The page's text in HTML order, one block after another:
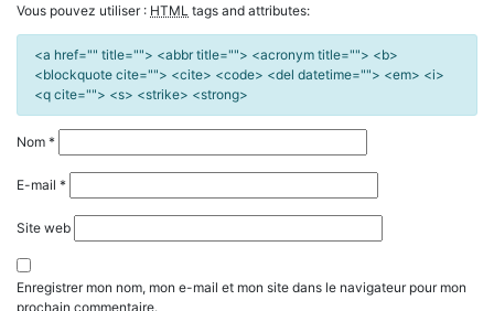
Vous pouvez utiliser : HTML tags and attributes:
<a href="" title=""> <abbr title=""> <acronym title=""> <b>
<blockquote cite=""> <cite> <code> <del datetime=""> <em> <i>
<q cite=""> <s> <strike> <strong>
Nom *
E-mail *
Site web
Enregistrer mon nom, mon e-mail et mon site dans le navigateur pour mon
prochain commentaire.